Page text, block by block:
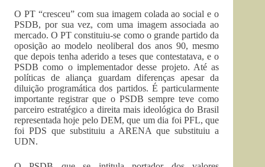
O PT “cresceu” com sua imagem colada ao social e o
PSDB, por sua vez, com uma imagem associada ao
mercado. O PT constituiu-se como o grande partido da
oposição ao modelo neoliberal dos anos 90, mesmo
que depois tenha aderido a teses que contestatava, e o
PSDB como o implementador desse projeto. Até as
políticas de aliança guardam diferenças apesar da
diluição programática dos partidos. É particularmente
importante registrar que o PSDB sempre teve como
parceiro estratégico a direita mais ideológica do Brasil
representada hoje pelo DEM, que um dia foi PFL, que
foi PDS que substituiu a ARENA que substituiu a
UDN.